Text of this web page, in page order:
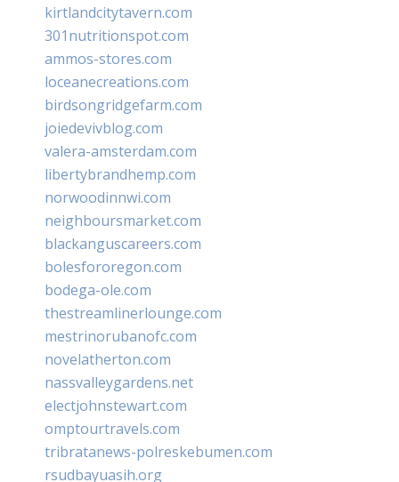
kirtlandcitytavern.com
301nutritionspot.com
ammos-stores.com
loceanecreations.com
birdsongridgefarm.com
joiedevivblog.com
valera-amsterdam.com
libertybrandhemp.com
norwoodinnwi.com
neighboursmarket.com
blackanguscareers.com
bolesfororegon.com
bodega-ole.com
thestreamlinerlounge.com
mestrinorubanofc.com
novelatherton.com
nassvalleygardens.net
electjohnstewart.com
omptourtravels.com
tribratanews-polreskebumen.com
rsudbayuasih.org